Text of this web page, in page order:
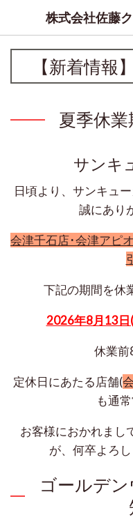
株式会社佐藤
【新着情報
夏季休
サンキ
日頃より、サンキュ
誠にあり
会津千石店･会津アピ
下記の期間を休
2026年8月13
休業前
定休日にあたる店舗(
も通
お客様におかれまし
が、何卒よろ
ゴールデ